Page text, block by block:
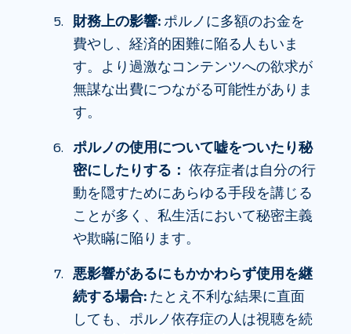
財務上の影響:ポルノに多額のお金を
費やし、経済的困難に陥る人もいま
す。より過激なコンテンツへの欲求が
無謀な出費につながる可能性がありま
す。
ポルノの使用について嘘をついたり秘
密にしたりする： 依存症者は自分の行
動を隠すためにあらゆる手段を講じる
ことが多く、私生活において秘密主義
や欺瞞に陥ります。
悪影響があるにもかかわらず使用を継
続する場合:たとえ不利な結果に直面
しても、ポルノ依存症の人は視聴を続